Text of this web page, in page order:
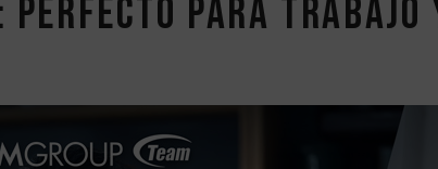
perfecto para